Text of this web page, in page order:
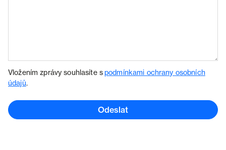
Vložením zprávy souhlasíte spodmínkami ochrany osobních
údajů.
Odeslat